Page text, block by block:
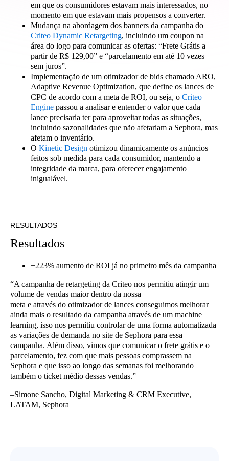
em que os consumidores estavam mais interessados, no
momento em que estavam mais propensos a converter.
Mudança na abordagem dos banners da campanha do
Criteo Dynamic Retargeting, incluindo um coupon na
área do logo para comunicar as ofertas: “Frete Grátis a
partir de R$ 129,00” e “parcelamento em até 10 vezes
sem juros”.
Implementação de um otimizador de bids chamado ARO,
Adaptive Revenue Optimization, que define os lances de
CPC de acordo com a meta de ROI, ou seja, o Criteo
Engine passou a analisar e entender o valor que cada
lance precisaria ter para aproveitar todas as situações,
incluindo sazonalidades que não afetariam a Sephora, mas
afetam o inventário.
O Kinetic Design otimizou dinamicamente os anúncios
feitos sob medida para cada consumidor, mantendo a
integridade da marca, para oferecer engajamento
inigualável.
RESULTADOS
Resultados
+223% aumento de ROI já no primeiro mês da campanha
“A campanha de retargeting da Criteo nos permitiu atingir um
volume de vendas maior dentro da nossa
meta e através do otimizador de lances conseguimos melhorar
ainda mais o resultado da campanha através de um machine
learning, isso nos permitiu controlar de uma forma automatizada
as variações de demanda no site de Sephora para essa
campanha. Além disso, vimos que comunicar o frete grátis e o
parcelamento, fez com que mais pessoas comprassem na
Sephora e que isso ao longo das semanas foi melhorando
também o ticket médio dessas vendas.”
–Simone Sancho, Digital Marketing & CRM Executive,
LATAM, Sephora